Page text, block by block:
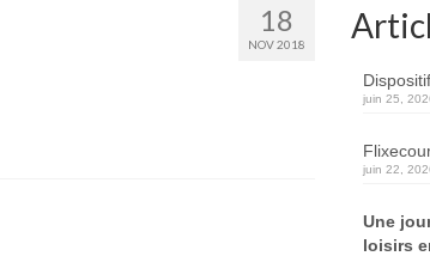
18
NOV 2018
juin 25,
juin 22,
Une
loisirs